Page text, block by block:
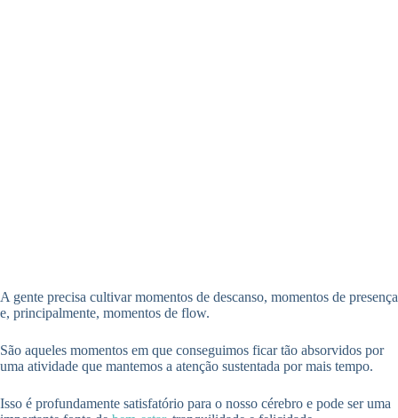
A gente precisa cultivar momentos de descanso, momentos de presença
e, principalmente, momentos de flow.
São aqueles momentos em que conseguimos ficar tão absorvidos por
uma atividade que mantemos a atenção sustentada por mais tempo.
Isso é profundamente satisfatório para o nosso cérebro e pode ser uma